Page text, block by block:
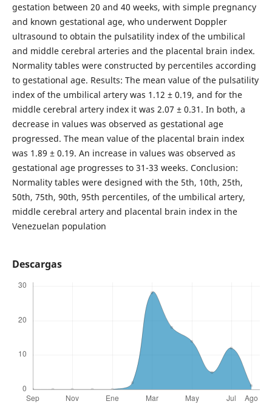
gestation between 20 and 40 weeks, with simple pregnancy
and known gestational age, who underwent Doppler
ultrasound to obtain the pulsatility index of the umbilical
and middle cerebral arteries and the placental brain index.
Normality tables were constructed by percentiles according
to gestational age. Results: The mean value of the pulsatility
index of the umbilical artery was 1.12 ± 0.19, and for the
middle cerebral artery index it was 2.07 ± 0.31. In both, a
decrease in values was observed as gestational age
progressed. The mean value of the placental brain index
was 1.89 ± 0.19. An increase in values was observed as
gestational age progresses to 31-33 weeks. Conclusion:
Normality tables were designed with the 5th, 10th, 25th,
50th, 75th, 90th, 95th percentiles, of the umbilical artery,
middle cerebral artery and placental brain index in the
Venezuelan population
Descargas